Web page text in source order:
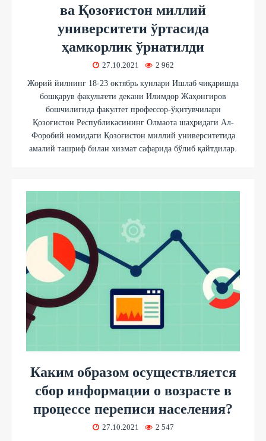
ва Қозоғистон миллий
университети ўртасида
ҳамкорлик ўрнатилди
27.10.2021 2 962
Жорий йилнинг 18-23 октябрь кунлари Ишлаб чиқаришда
бошқарув факультети декани Илимдор Жаҳонгиров
бошчилигида факултет профессор-ўқитувчилари
Қозоғистон Республикасининг Олмаота шаҳридаги Ал-
Форобий номидаги Қозоғистон миллий университетида
амалий ташриф билан хизмат сафарида бўлиб қайтдилар.
Каким образом осуществляется
сбор информации о возрасте в
процессе переписи населения?
27.10.2021 2 547